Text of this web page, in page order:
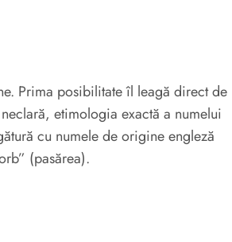
Prima posibilitate îl leagă direct de
etimologia exactă a numelui
cu numele de origine engleză
(pasărea).